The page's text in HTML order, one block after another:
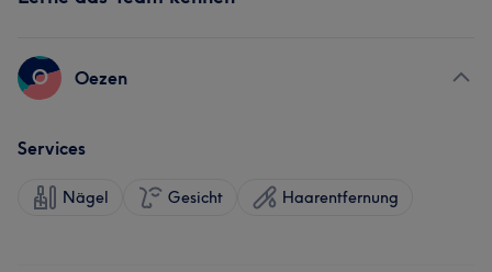
O Oezen
Services
Nägel Gesicht Haarentfernung